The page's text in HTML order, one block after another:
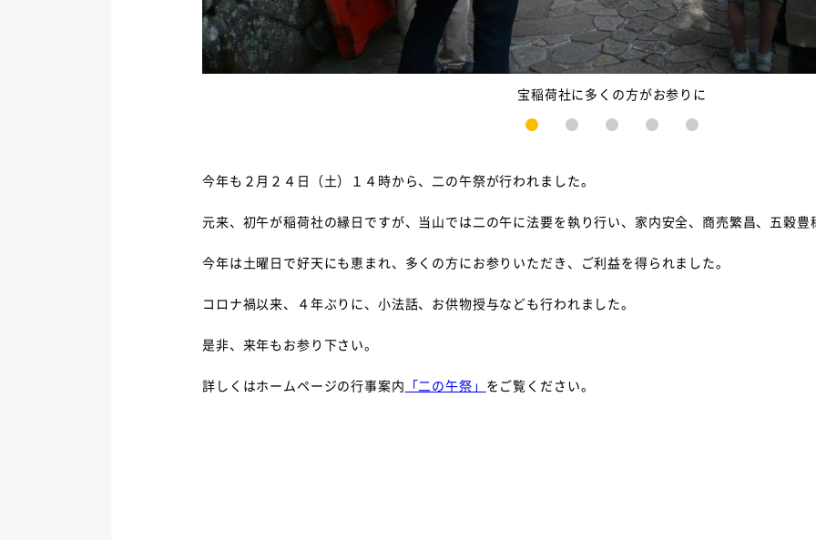
宝稲荷社に多くの方がお参りに
2 3 4 5
今年も２月２４日（土）１４時から、二の午祭が行われました。
元来、初午が稲荷社の縁日ですが、当山では二の午に法要を執り行い、家内安全、商売繁昌、五穀
今年は土曜日で好天にも恵まれ、多くの方にお参りいただき、ご利益を得られました。
コロナ禍以来、４年ぶりに、小法話、お供物授与なども行われました。
是非、来年もお参り下さい。
詳しくはホームページの行事案内 「二の午祭」 をご覧ください。